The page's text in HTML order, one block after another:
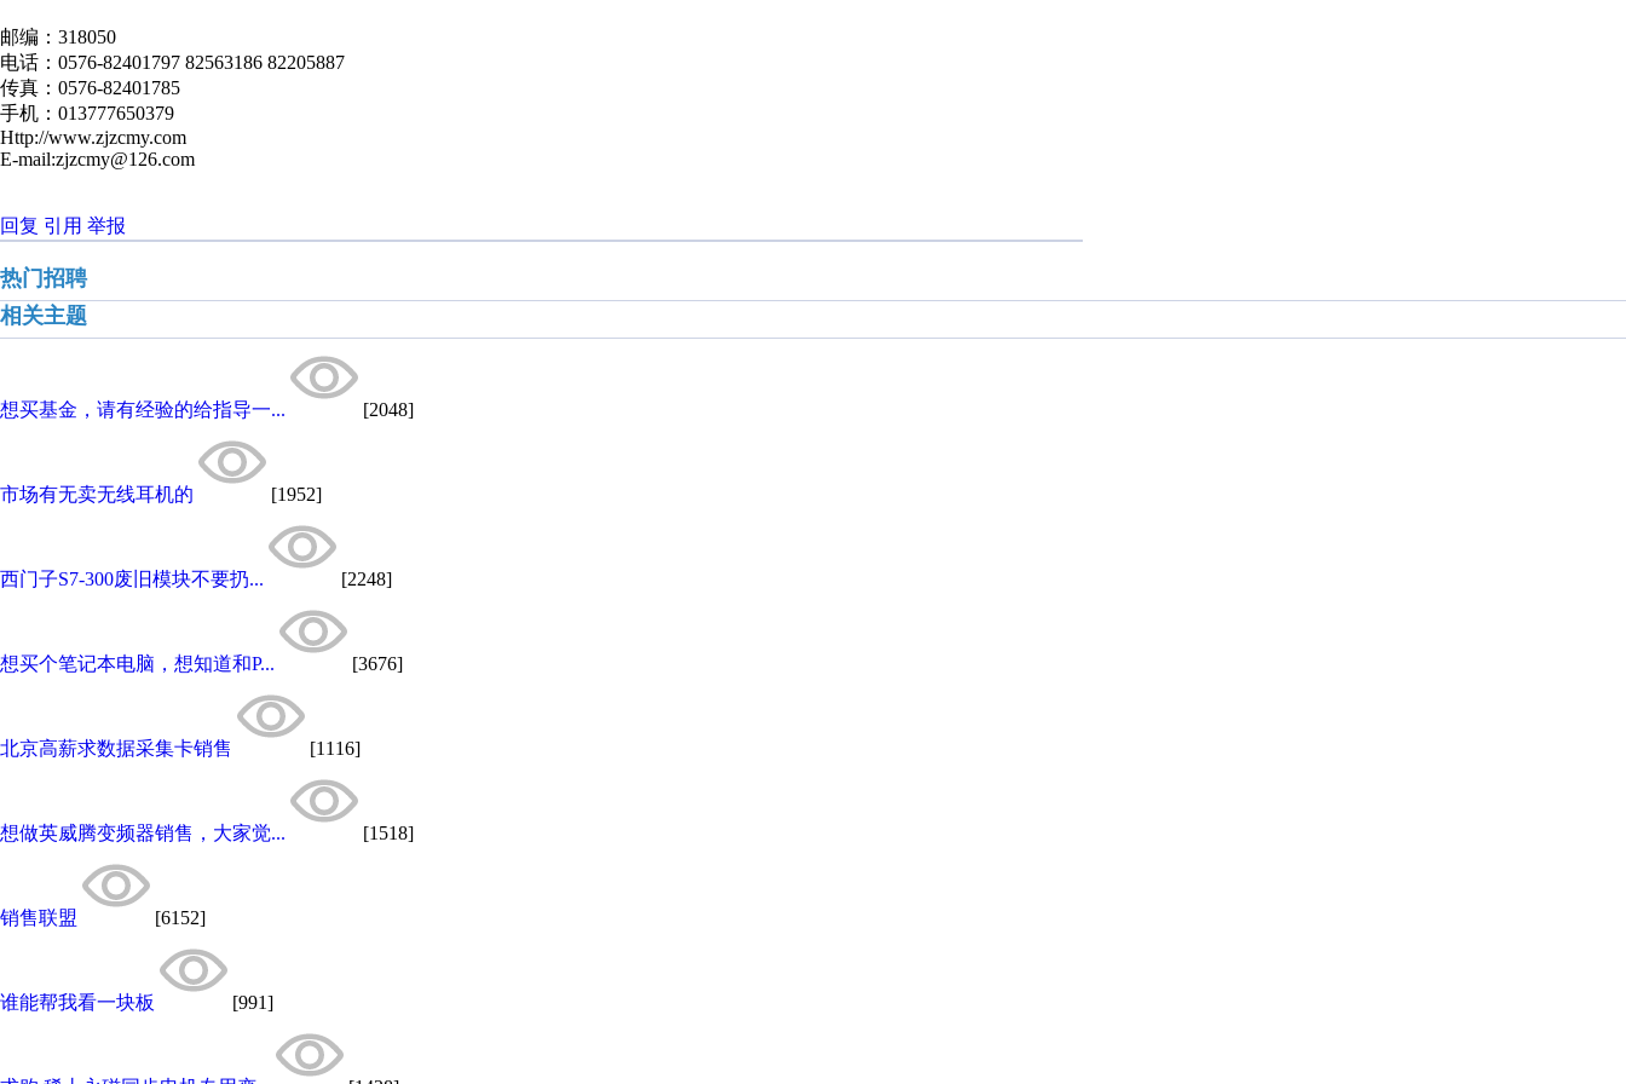
邮编：318050
电话：0576-82401797 82563186 82205887
传真：0576-82401785
手机：013777650379
Http://www.zjzcmy.com
E-mail:zjzcmy@126.com
回复 引用 举报
热门招聘
相关主题
想买基金，请有经验的给指导一... [2048]
市场有无卖无线耳机的 [1952]
西门子S7-300废旧模块不要扔... [2248]
想买个笔记本电脑，想知道和P... [3676]
北京高薪求数据采集卡销售 [1116]
想做英威腾变频器销售，大家觉... [1518]
销售联盟 [6152]
谁能帮我看一块板 [991]